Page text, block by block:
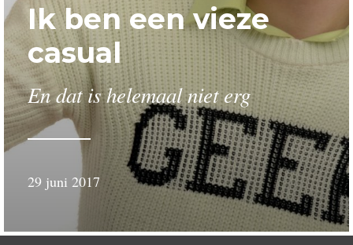
Ik ben een vieze
casual
En dat is helemaal niet erg
29 juni 2017 door
Wessel
Schillemans